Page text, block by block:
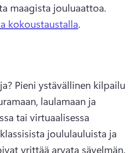
kokoustaustalla.
Pieni ystävällinen kilpailu
laulamaan ja
tai virtuaalisessa
joululauluista ja